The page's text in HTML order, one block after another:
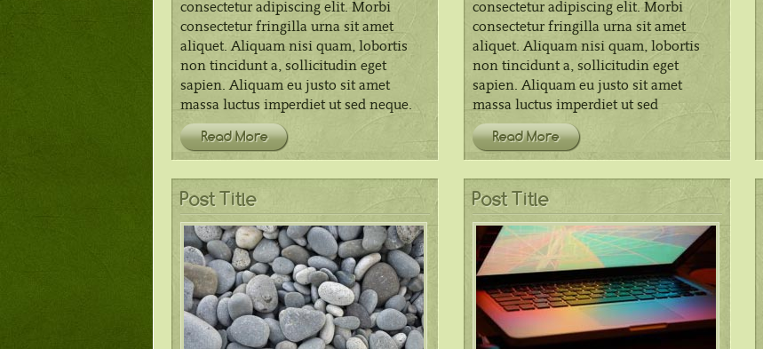
consectetur adipiscing elit. Morbi
consectetur fringilla urna sit amet
aliquet. Aliquam nisi quam, lobortis
non tincidunt a, sollicitudin eget
sapien. Aliquam eu justo sit amet
massa luctus imperdiet ut sed neque.
Read More
Post Title
consectetur adipiscing elit. Morbi
consectetur fringilla urna sit amet
aliquet. Aliquam nisi quam, lobortis
non tincidunt a, sollicitudin eget
sapien. Aliquam eu justo sit amet
massa luctus imperdiet ut sed
Read More
Post Title